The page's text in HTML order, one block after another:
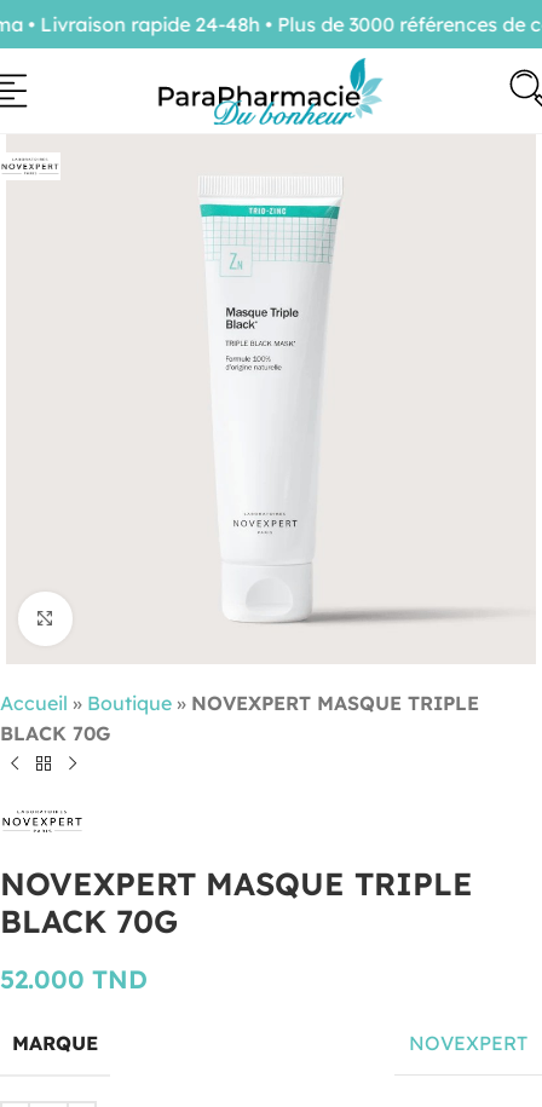
Cliquez pour agrandir
Accueil » Boutique » NOVEXPERT MASQUE TRIPLE
BLACK 70G
NOVEXPERT MASQUE TRIPLE
BLACK 70G
52.000 TND
MARQUE NOVEXPERT
Livraison rapide 24-48h • Plus de 3000 références de